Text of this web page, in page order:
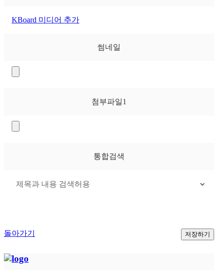
KBoard 미디어 추가
썸네일
첨부파일1
통합검색
돌아가기 저장하기